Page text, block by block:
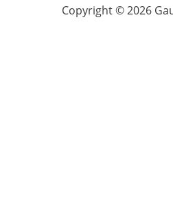
Copyright © 2026